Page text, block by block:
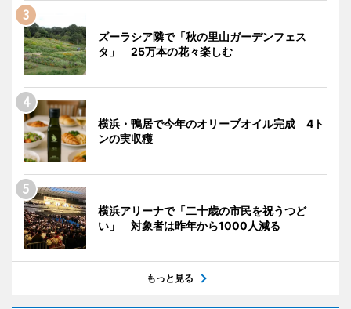
ズーラシア隣で「秋の里山ガーデンフェス
タ」 25万本の花々楽しむ
横浜・鴨居で今年のオリーブオイル完成 4ト
ンの実収穫
横浜アリーナで「二十歳の市民を祝うつど
い」 対象者は昨年から1000人減る
もっと見る